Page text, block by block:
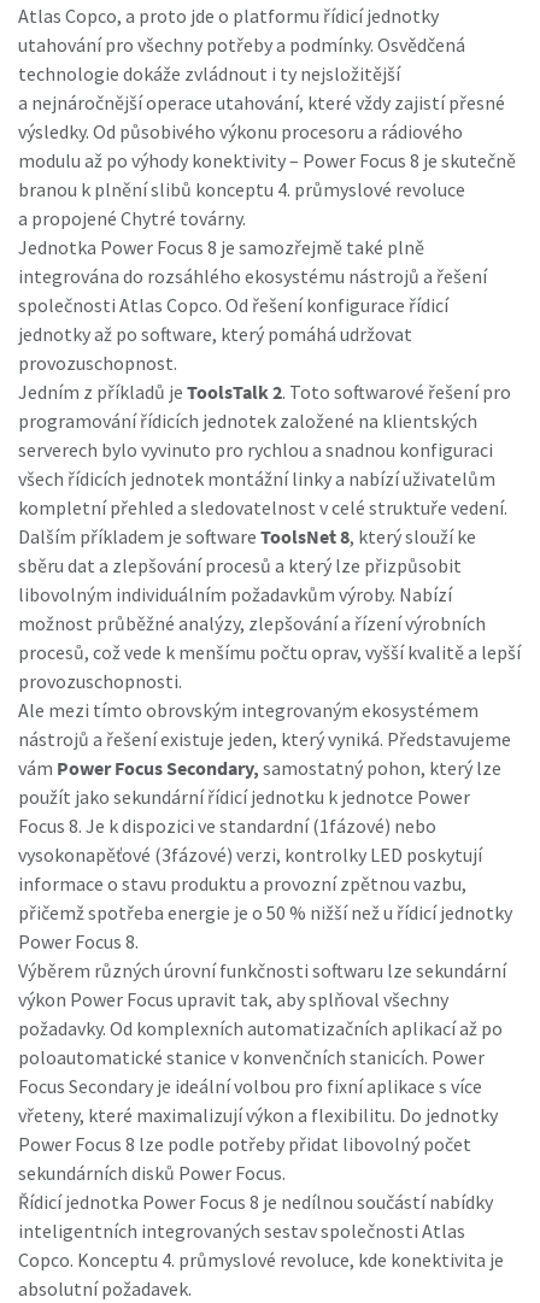
Dokumentace a zdroje
Zabezpečte si kvalitu a snižte počet vad díky kalibraci
nářadí a akreditované kalibraci zajištění kvality.
Nechte si nářadí správně zkalibrovat již nyní!
Prohlédněte si všechna naše průmyslová
odvětví
Zobrazit vše
Webináře
Podívejte se na naše webináře o nejnovějších
technologiích utahování.
Zhlédnout
Momentum Talks
Objevte inspirativní a poutavé rozhovory s odborníky
Podívat se
Atlas Copco, a proto jde o platformu řídicí jednotky
utahování pro všechny potřeby a podmínky. Osvědčená
technologie dokáže zvládnout i ty nejsložitější
a nejnáročnější operace utahování, které vždy zajistí přesné
výsledky. Od působivého výkonu procesoru a rádiového
modulu až po výhody konektivity – Power Focus 8 je skutečně
branou k plnění slibů konceptu 4. průmyslové revoluce
a propojené Chytré továrny.
Jednotka Power Focus 8 je samozřejmě také plně
integrována do rozsáhlého ekosystému nástrojů a řešení
společnosti Atlas Copco. Od řešení konfigurace řídicí
jednotky až po software, který pomáhá udržovat
provozuschopnost.
Jedním z příkladů je ToolsTalk 2. Toto softwarové řešení pro
programování řídicích jednotek založené na klientských
serverech bylo vyvinuto pro rychlou a snadnou konfiguraci
všech řídicích jednotek montážní linky a nabízí uživatelům
kompletní přehled a sledovatelnost v celé struktuře vedení.
Dalším příkladem je software ToolsNet 8, který slouží ke
sběru dat a zlepšování procesů a který lze přizpůsobit
libovolným individuálním požadavkům výroby. Nabízí
možnost průběžné analýzy, zlepšování a řízení výrobních
procesů, což vede k menšímu počtu oprav, vyšší kvalitě a lepší
provozuschopnosti.
Ale mezi tímto obrovským integrovaným ekosystémem
nástrojů a řešení existuje jeden, který vyniká. Představujeme
vám Power Focus Secondary, samostatný pohon, který lze
použít jako sekundární řídicí jednotku k jednotce Power
Focus 8. Je k dispozici ve standardní (1fázové) nebo
vysokonapěťové (3fázové) verzi, kontrolky LED poskytují
informace o stavu produktu a provozní zpětnou vazbu,
přičemž spotřeba energie je o 50 % nižší než u řídicí jednotky
Power Focus 8.
Výběrem různých úrovní funkčnosti softwaru lze sekundární
výkon Power Focus upravit tak, aby splňoval všechny
požadavky. Od komplexních automatizačních aplikací až po
poloautomatické stanice v konvenčních stanicích. Power
Focus Secondary je ideální volbou pro fixní aplikace s více
vřeteny, které maximalizují výkon a flexibilitu. Do jednotky
Power Focus 8 lze podle potřeby přidat libovolný počet
sekundárních disků Power Focus.
Řídicí jednotka Power Focus 8 je nedílnou součástí nabídky
inteligentních integrovaných sestav společnosti Atlas
Copco. Konceptu 4. průmyslové revoluce, kde konektivita je
absolutní požadavek.